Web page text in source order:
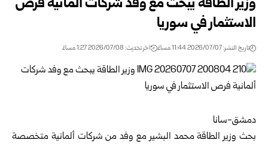
وزير الطاقة يبحث مع وفد شركات ألمانية فرص
الاستثمار في سوريا
تاريخ النشر: 2026/07/07 11:44 مساءً اخر تحديث: 2026/07/08 1:27 مساءً
دمشق-سانا
بحث وزير الطاقةمحمد البشير مع وفد من شركات ألمانية متخصصة